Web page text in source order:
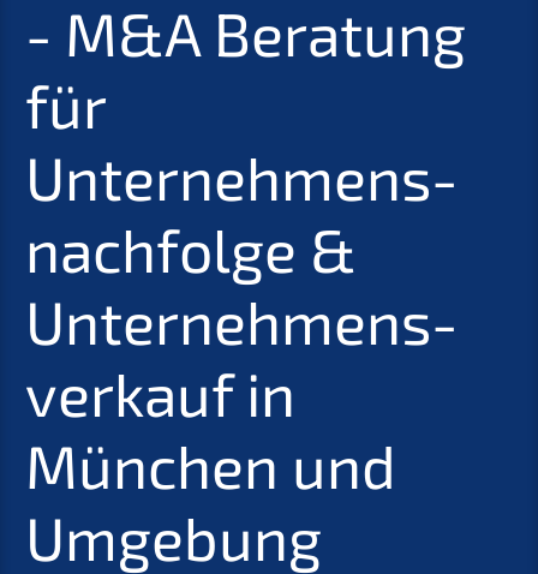
- M&A Beratung
für
Unternehmens­
nachfolge &
Unter­nehmens­
verkauf in
München und
Umgebung